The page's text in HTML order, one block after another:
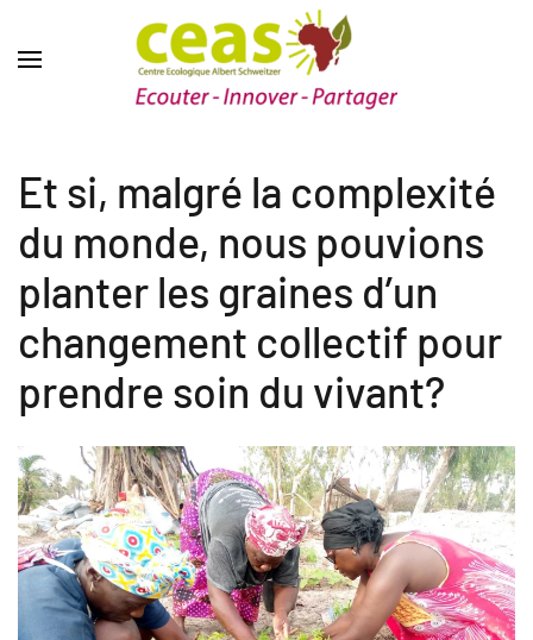
Et si, malgré la complexité
du monde, nous pouvions
planter les graines d’un
changement collectif pour
prendre soin du vivant?